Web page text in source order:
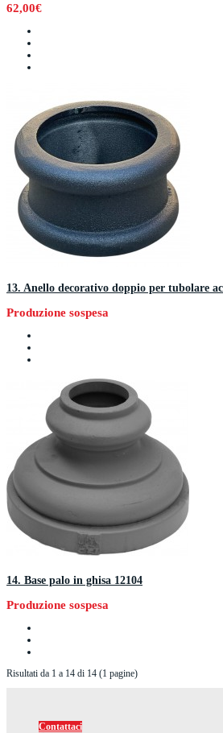
62,00€
13. Anello decorativo doppio per tubolare
Produzione sospesa
14. Base palo in ghisa 12104
Produzione sospesa
Risultati da 1 a 14 di 14 (1 pagine)
Contattaci